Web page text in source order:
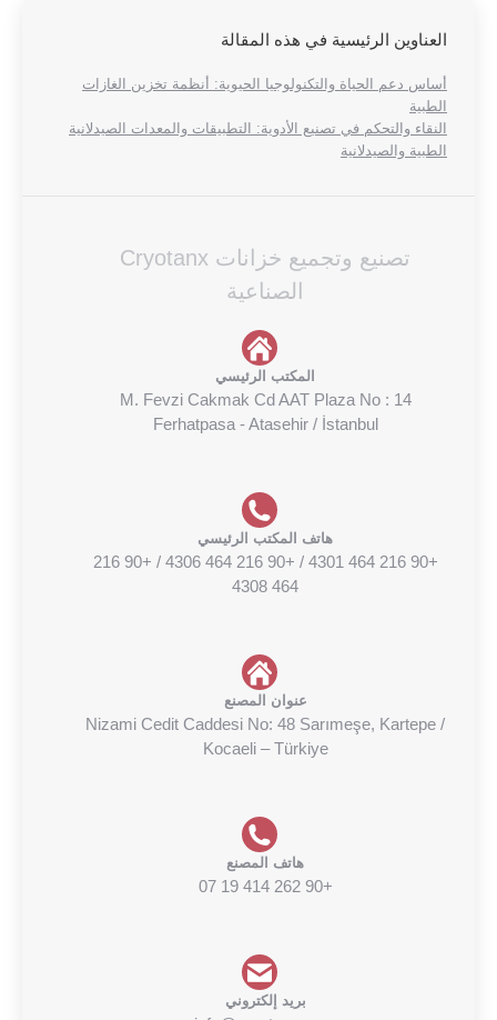
العناوين الرئيسية في هذه المقالة
أساس دعم الحياة والتكنولوجيا الحيوية: أنظمة تخزين الغازات
الطبية
النقاء والتحكم في تصنيع الأدوية: التطبيقات والمعدات الصيدلانية
الطبية والصيدلانية
تصنيع وتجميع خزانات Cryotanx
الصناعية
المكتب الرئيسي
M. Fevzi Cakmak Cd AAT Plaza No : 14
Ferhatpasa - Atasehir / İstanbul
هاتف المكتب الرئيسي
+90 216 464 4301 / +90 216 464 4306 / +90 216
464 4308‬
عنوان المصنع
Nizami Cedit Caddesi No: 48 Sarımeşe, Kartepe /
Kocaeli – Türkiye
هاتف المصنع
+90 262 414 19 07
بريد إلكتروني